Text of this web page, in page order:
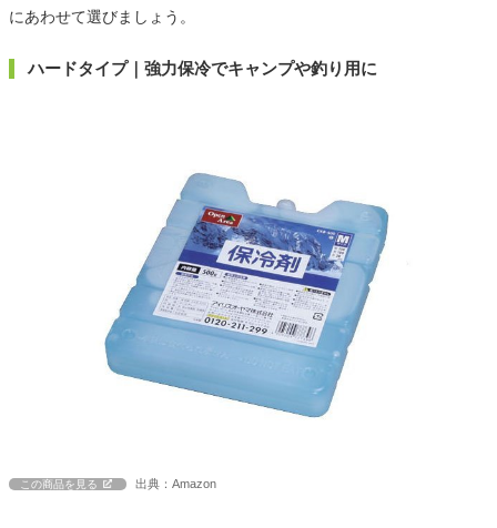
にあわせて選びましょう。
ハードタイプ｜強力保冷でキャンプや釣り用に
この商品を見る 出典：Amazon